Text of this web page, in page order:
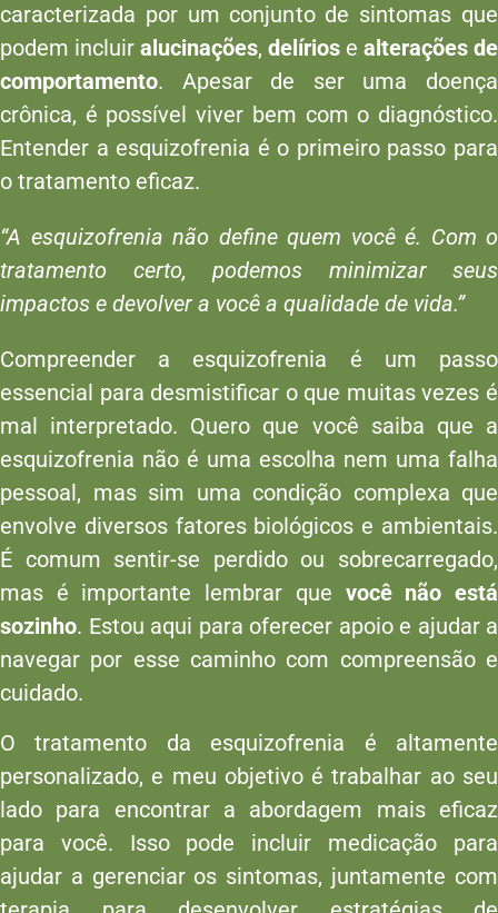
caracterizada por um conjunto de sintomas que
podem incluir alucinações, delírios e alterações de
comportamento. Apesar de ser uma doença
crônica, é possível viver bem com o diagnóstico.
Entender a esquizofrenia é o primeiro passo para
o tratamento eficaz.
“A esquizofrenia não define quem você é. Com o
tratamento certo, podemos minimizar seus
impactos e devolver a você a qualidade de vida.”
Compreender a esquizofrenia é um passo
essencial para desmistificar o que muitas vezes é
mal interpretado. Quero que você saiba que a
esquizofrenia não é uma escolha nem uma falha
pessoal, mas sim uma condição complexa que
envolve diversos fatores biológicos e ambientais.
É comum sentir-se perdido ou sobrecarregado,
mas é importante lembrar que você não está
sozinho. Estou aqui para oferecer apoio e ajudar a
navegar por esse caminho com compreensão e
cuidado.
O tratamento da esquizofrenia é altamente
personalizado, e meu objetivo é trabalhar ao seu
lado para encontrar a abordagem mais eficaz
para você. Isso pode incluir medicação para
ajudar a gerenciar os sintomas, juntamente com